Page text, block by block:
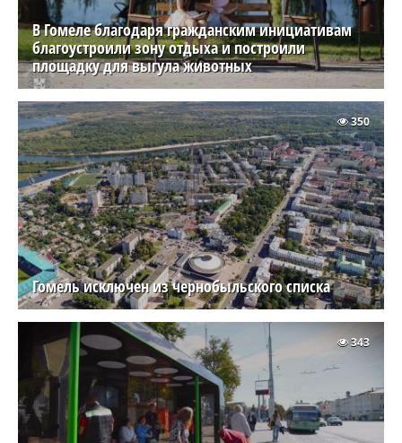
В Гомеле благодаря гражданским инициативам
благоустроили зону отдыха и построили
площадку для выгула животных
Гомель исключен из чернобыльского списка
350
343